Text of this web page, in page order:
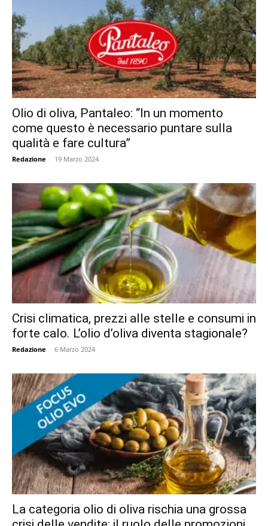
Olio di oliva, Pantaleo: “In un momento
come questo è necessario puntare sulla
qualità e fare cultura”
Redazione - 19 Marzo 2024
Crisi climatica, prezzi alle stelle e consumi in
forte calo. L’olio d’oliva diventa stagionale?
Redazione - 6 Marzo 2024
La categoria olio di oliva rischia una grossa